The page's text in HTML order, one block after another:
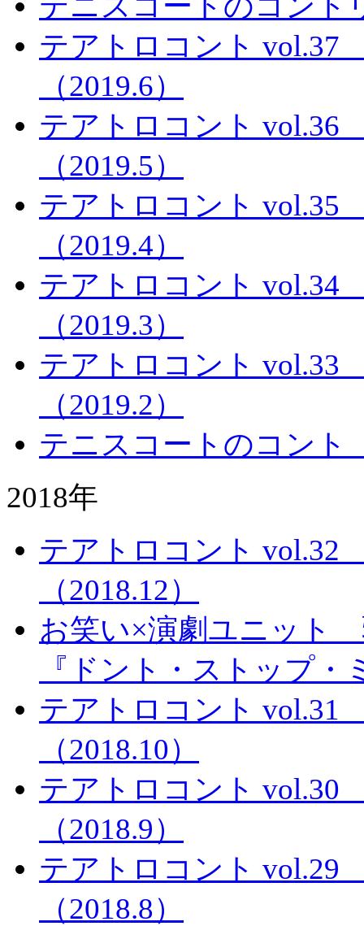
テアトロコント
（2019.6）
テアトロコント
（2019.5）
テアトロコント
（2019.4）
テアトロコント
（2019.3）
テアトロコント
（2019.2）
テニスコートのコント
2018年
テアトロコント
（2018.12）
お笑い×演劇ユニット
『ドント・ストップ・
テアトロコント
（2018.10）
テアトロコント
（2018.9）
テアトロコント
（2018.8）